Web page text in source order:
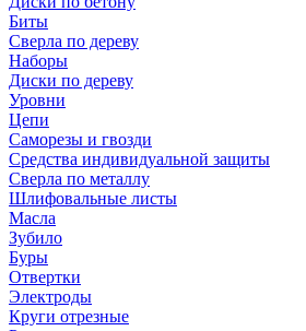
Биты
Сверла по дереву
Наборы
Диски по дереву
Уровни
Цепи
Саморезы и гвозди
Средства индивидуальной защиты
Сверла по металлу
Шлифовальные листы
Масла
Зубило
Буры
Отвертки
Электроды
Круги отрезные